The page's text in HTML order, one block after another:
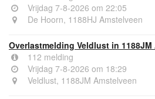
Vrijdag 7-8-2026 om 22:05
De Hoorn, 1188HJ Amstelveen
Overlastmelding Veldlust in 1188JM
112 melding
Vrijdag 7-8-2026 om 18:29
Veldlust, 1188JM Amstelveen